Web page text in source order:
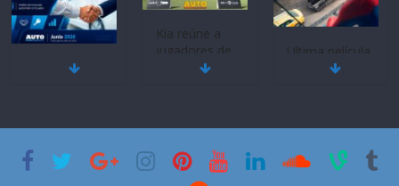
Mercado
historia
11 de julio de
Kia reúne a
jugadores de
fútbol de todo
2026
Ultima película
‘Spider‑Man:
29 de julio de